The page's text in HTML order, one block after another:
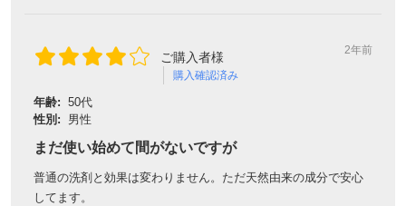
ご購入者様
購入確認済み
2年前
年齢: 50代
性別:
男性
まだ使い始めて間がないですが
普通の洗剤と効果は変わりません。ただ天然由来の成分で安心
してます。